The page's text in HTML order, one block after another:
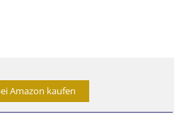
Amazon kaufen